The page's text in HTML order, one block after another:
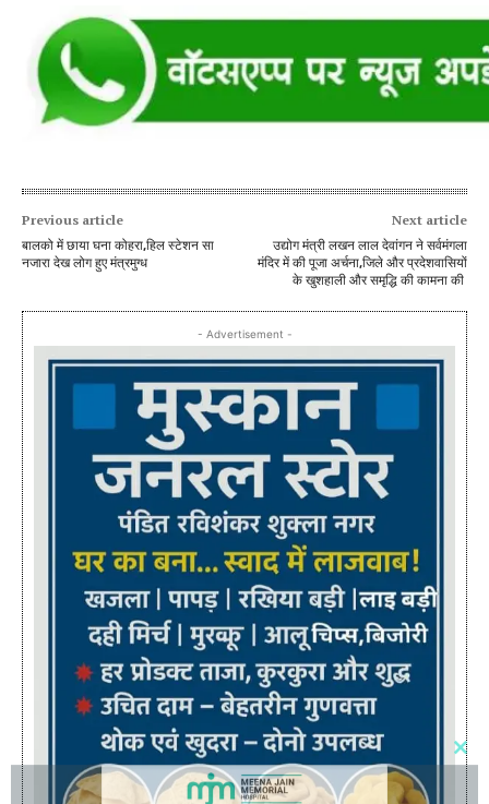
Previous article
बालको में छाया घना कोहरा,हिल स्टेशन सा
नजारा देख लोग हुए मंत्रमुग्ध
Next article
उद्योग मंत्री लखन लाल देवांगन ने सर्वमंगला
मंदिर में की पूजा अर्चना,जिले और प्रदेशवासियों
के खुशहाली और समृद्धि की कामना की
- Advertisement -